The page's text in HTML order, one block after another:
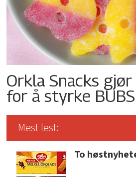
Orkla Snacks
for å styrke BUBS
Mest lest:
To